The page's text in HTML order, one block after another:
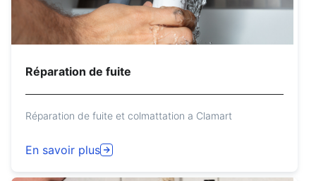
Réparation de fuite
Réparation de fuite et colmattation a Clamart
En savoir plus